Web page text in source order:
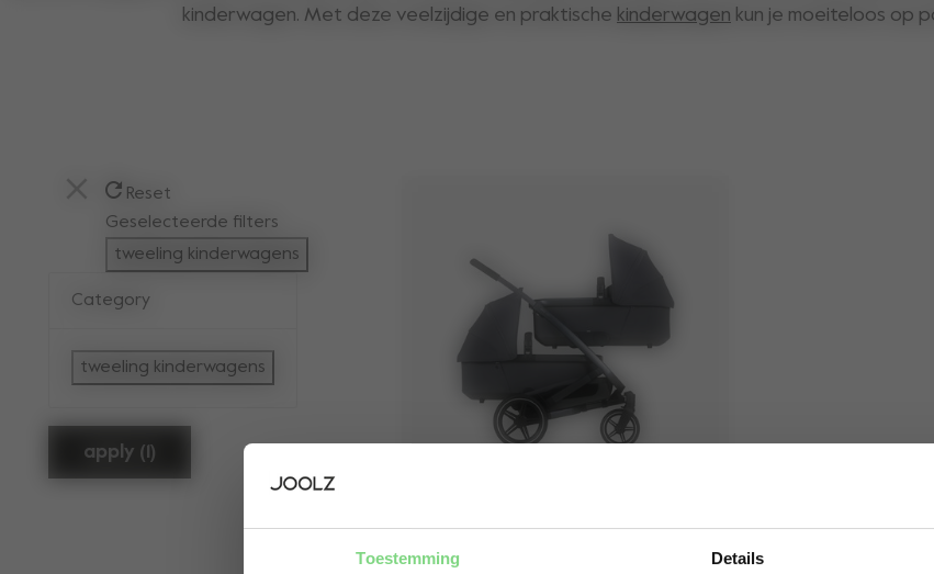
Toestemming Details
kinderwagen. Met deze veelzijdige en praktische kinderwagen kun je moeiteloos op
Reset
Geselecteerde filters
tweeling kinderwagens
verwijder filter Gefilterd op: Category:tweeling kinderwagens
Category
tweeling kinderwagens
geselecteerd Gefilterd op: Category:tweeling kinderwagens
apply (1)